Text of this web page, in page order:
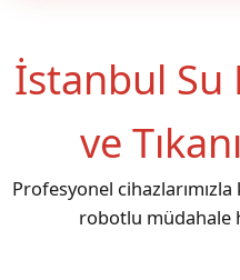
İstanbul Su
ve
Profesyonel
robotlu müdahale